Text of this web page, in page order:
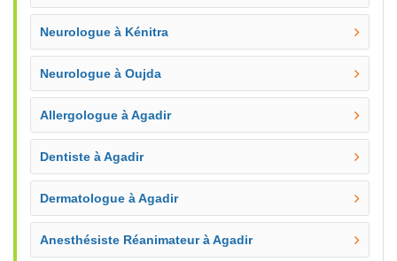
Neurologue à Kénitra
Neurologue à Oujda
Allergologue à Agadir
Dentiste à Agadir
Dermatologue à Agadir
Anesthésiste Réanimateur à Agadir